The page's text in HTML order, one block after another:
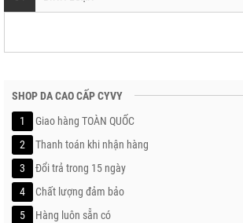
SHOP DA CAO CẤP CYVY
1
Giao hàng TOÀN QUỐC
2
Thanh toán khi nhận hàng
3
Đổi trả trong 15 ngày
4
Chất lượng đảm bảo
5
Hàng luôn sẵn có